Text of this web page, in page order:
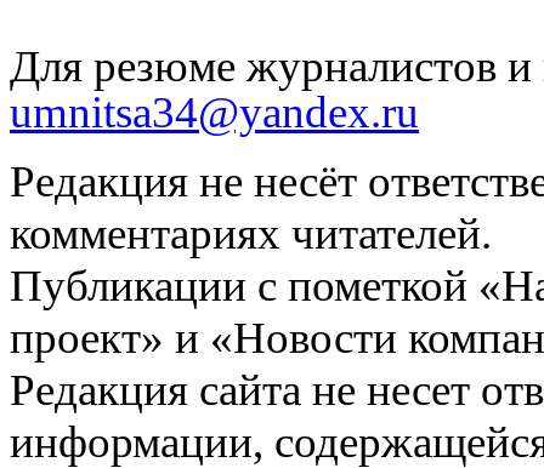
Для резюме журналистов и
umnitsa34@yandex.ru
Редакция не несёт
комментариях читателей.
Публикации с пометкой
проект» и «Новости
Редакция сайта не несет
информации,